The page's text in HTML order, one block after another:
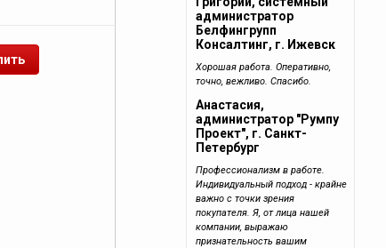
администратор
Белфингрупп
Консалтинг, г. Ижевск
Хорошая работа. Оперативно,
точно, вежливо. Спасибо.
Анастасия,
администратор "Румпу
Проект", г. Санкт-
Петербург
Профессионализм в работе.
Индивидуальный подход - крайне
важно с точки зрения
покупателя. Я, от лица нашей
компании, выражаю
признательность вашим